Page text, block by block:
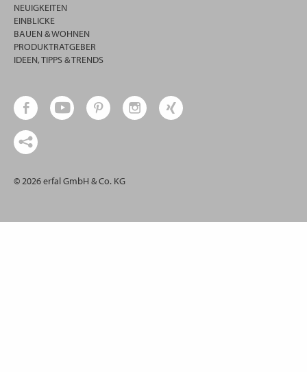
NEUIGKEITEN
EINBLICKE
BAUEN & WOHNEN
PRODUKTRATGEBER
IDEEN, TIPPS & TRENDS
© 2026 erfal GmbH & Co. KG